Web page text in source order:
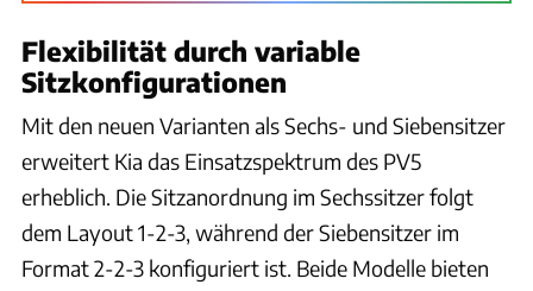
Flexibilität durch variable
Sitzkonfigurationen
Mit den neuen Varianten als Sechs- und Siebensitzer
erweitert Kia das Einsatzspektrum des PV5
erheblich. Die Sitzanordnung im Sechssitzer folgt
dem Layout 1-2-3, während der Siebensitzer im
Format 2-2-3 konfiguriert ist. Beide Modelle bieten